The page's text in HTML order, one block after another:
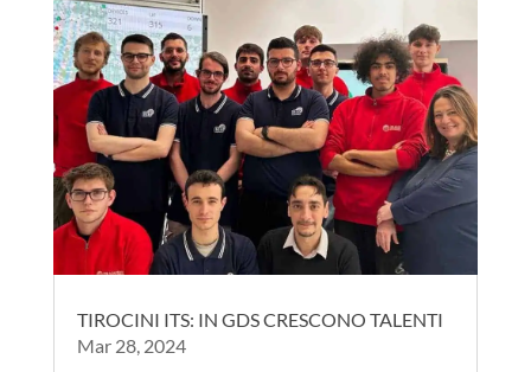
TIROCINI ITS: IN GDS CRESCONO TALENTI
Mar 28, 2024